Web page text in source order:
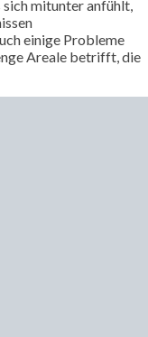
sich mitunter anfühlt,
einige Probleme
Areale betrifft, die